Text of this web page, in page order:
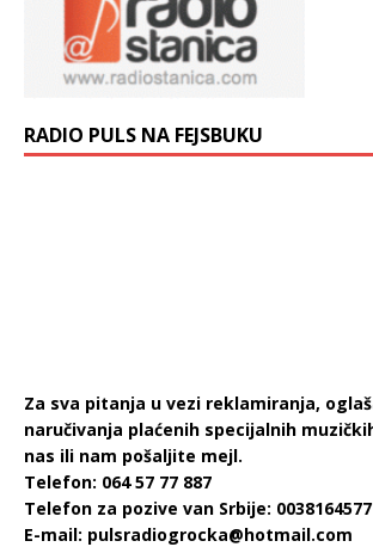
RADIO PULS NA FEJSBUKU
Za sva pitanja u vezi reklamiranja,
naručivanja plaćenih specijalnih
nas ili nam pošaljite mejl.
Telefon: 064 57 77 887
Telefon za pozive van Srbije:
E-mail: pulsradiogrocka@hotmail.com